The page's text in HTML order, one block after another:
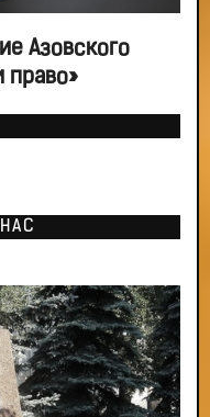
Азовского
право»